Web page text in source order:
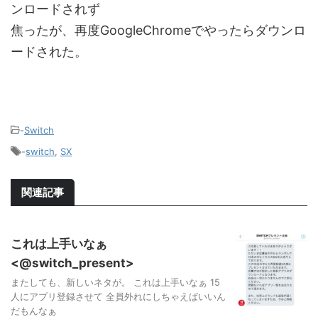
ンロードされず
焦ったが、再度GoogleChromeでやったらダウンロ
ードされた。
-Switch
-switch SX
関連記事
これは上手いなぁ
<@switch_present>
またしても、新しいネタが。 これは上手いなぁ 15
人にアプリ登録させて 全員外れにしちゃえばいいん
だもんなぁ